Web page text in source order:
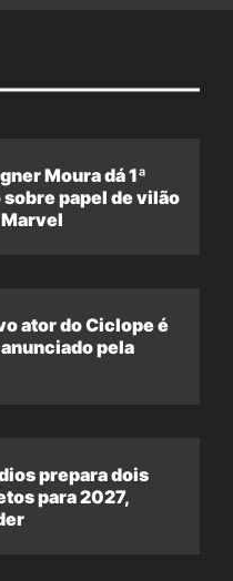
Moura dá 1ª
papel de vilão
ator do Ciclope é
pela
prepara dois
para 2027,